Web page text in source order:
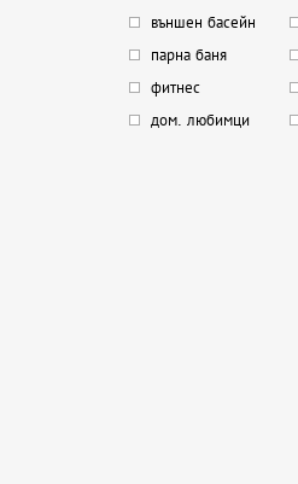
външен басейн
парна баня
фитнес
дом. любимци